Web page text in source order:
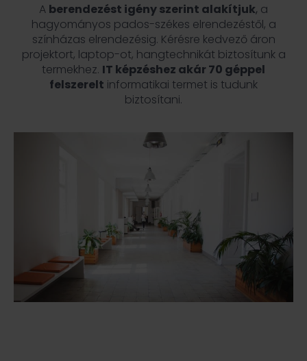
A berendezést igény szerint alakítjuk, a
hagyományos pados-székes elrendezéstől, a
színházas elrendezésig. Kérésre kedvező áron
projektort, laptop-ot, hangtechnikát biztosítunk a
termekhez. IT képzéshez akár 70 géppel
felszerelt informatikai termet is tudunk
biztosítani.